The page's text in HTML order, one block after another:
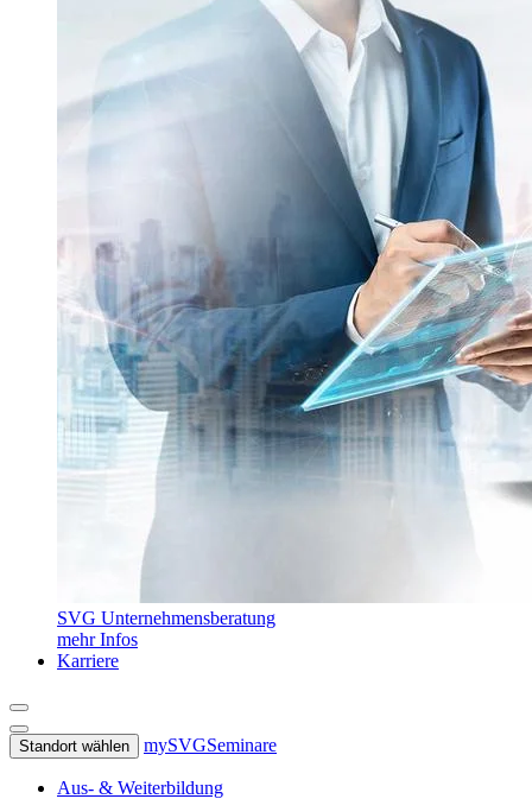
SVG Unternehmensberatung
mehr Infos
Karriere
Standort wählen mySVGSeminare
Aus- & Weiterbildung